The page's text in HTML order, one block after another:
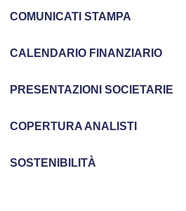
COMUNICATI STAMPA
CALENDARIO FINANZIARIO
PRESENTAZIONI SOCIETARIE
COPERTURA ANALISTI
SOSTENIBILITÀ